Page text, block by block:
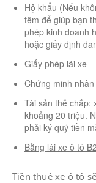
Hộ khẩu (Nếu
têm để giúp bạn
phép kinh doanh
hoặc giấy định
Giấy phép lái xe
Chứng minh
Tài sản thế chấp:
khoảng 20 triệu.
phải ký quỹ tiền
Bằng lái xe ô tô B2
Tiền thuê xe ô tô